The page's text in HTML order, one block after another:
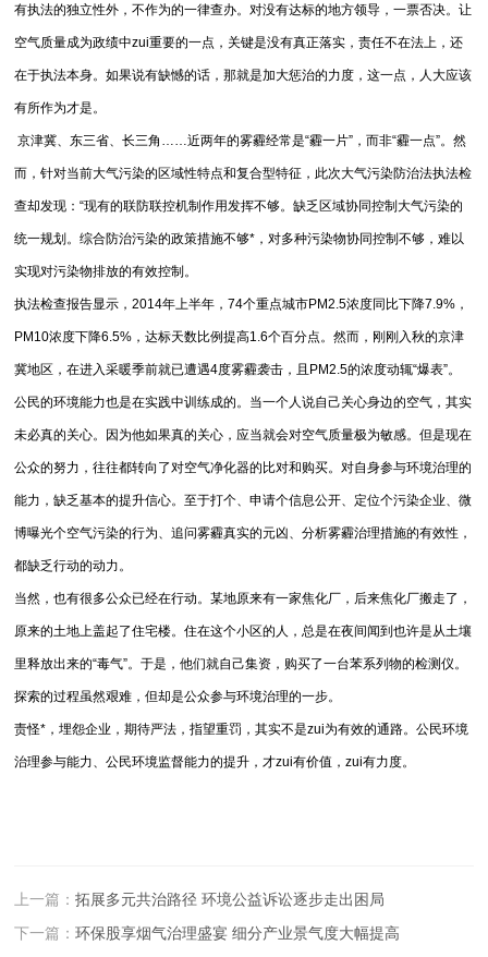
有执法的独立性外，不作为的一律查办。对没有达标的地方领导，一票否决。让
空气质量成为政绩中zui重要的一点，关键是没有真正落实，责任不在法上，还
在于执法本身。如果说有缺憾的话，那就是加大惩治的力度，这一点，人大应该
有所作为才是。
京津冀、东三省、长三角……近两年的雾霾经常是“霾一片”，而非“霾一点”。然
而，针对当前大气污染的区域性特点和复合型特征，此次大气污染防治法执法检
查却发现：“现有的联防联控机制作用发挥不够。缺乏区域协同控制大气污染的
统一规划。综合防治污染的政策措施不够*，对多种污染物协同控制不够，难以
实现对污染物排放的有效控制。
执法检查报告显示，2014年上半年，74个重点城市PM2.5浓度同比下降7.9%，
PM10浓度下降6.5%，达标天数比例提高1.6个百分点。然而，刚刚入秋的京津
冀地区，在进入采暖季前就已遭遇4度雾霾袭击，且PM2.5的浓度动辄“爆表”。
公民的环境能力也是在实践中训练成的。当一个人说自己关心身边的空气，其实
未必真的关心。因为他如果真的关心，应当就会对空气质量极为敏感。但是现在
公众的努力，往往都转向了对空气净化器的比对和购买。对自身参与环境治理的
能力，缺乏基本的提升信心。至于打个、申请个信息公开、定位个污染企业、微
博曝光个空气污染的行为、追问雾霾真实的元凶、分析雾霾治理措施的有效性，
都缺乏行动的动力。
当然，也有很多公众已经在行动。某地原来有一家焦化厂，后来焦化厂搬走了，
原来的土地上盖起了住宅楼。住在这个小区的人，总是在夜间闻到也许是从土壤
里释放出来的“毒气”。于是，他们就自己集资，购买了一台苯系列物的检测仪。
探索的过程虽然艰难，但却是公众参与环境治理的一步。
责怪*，埋怨企业，期待严法，指望重罚，其实不是zui为有效的通路。公民环境
治理参与能力、公民环境监督能力的提升，才zui有价值，zui有力度。
上一篇：拓展多元共治路径 环境公益诉讼逐步走出困局
下一篇：环保股享烟气治理盛宴 细分产业景气度大幅提高